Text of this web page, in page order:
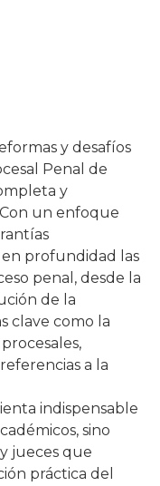
y desafíos
Penal de
y
un enfoque
profundidad las
penal, desde la
de la
clave como la
a la
indispensable
sino
jueces que
práctica del